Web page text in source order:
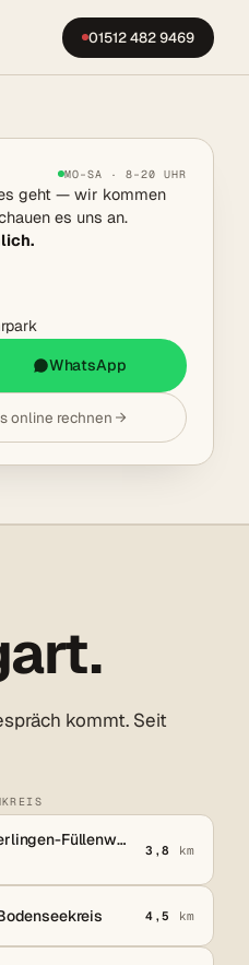
01512 482 9469
MO–SA · 8–20 UHR
geht — wir kommen
es uns an.
WhatsApp
online rechnen
kommt. Seit
Entsorgungszentrum Überlingen-Füllenwaid
3,8 km
4,5 km